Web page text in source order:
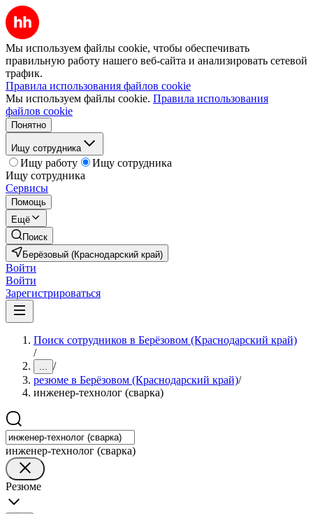
Мы используем файлы cookie, чтобы обеспечивать
правильную работу нашего веб-сайта и анализировать сетевой
трафик.
Правила использования файлов cookie
Мы используем файлы cookie. Правила использования
файлов cookie
Понятно
Ищу сотрудника
Ищу работу
Ищу сотрудника
Ищу сотрудника
Сервисы
Помощь
Ещё
Поиск
Берёзовый (Краснодарский край)
Войти
Войти
Зарегистрироваться
Поиск сотрудников в Берёзовом (Краснодарский край)
/
... /
резюме в Берёзовом (Краснодарский край)/
инженер-технолог (сварка)
инженер-технолог (сварка)
Резюме